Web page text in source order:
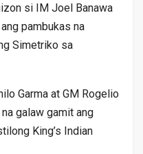
si IM Joel Banawa
pambukas na
Simetriko sa
Garma at GM Rogelio
galaw gamit ang
King’s Indian